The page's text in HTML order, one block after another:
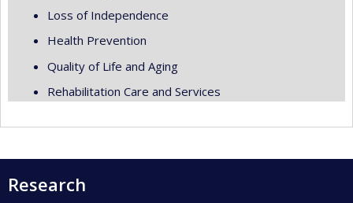
Loss of Independence
Health Prevention
Quality of Life and Aging
Rehabilitation Care and Services
Research